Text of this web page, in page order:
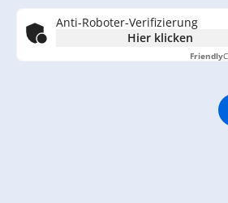
Anti-Roboter-Verifizierung
Hier klicken
Friendly